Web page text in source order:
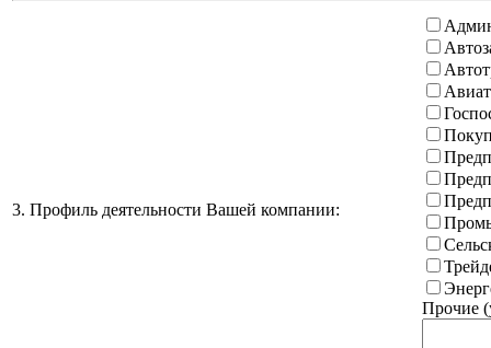
3. Профиль деятельности Вашей компании:
Прочие